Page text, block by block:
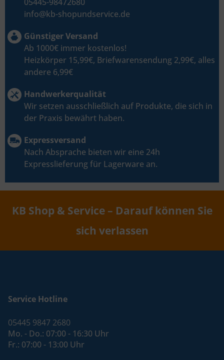
info@kb-shopundservice.de
Günstiger Versand
Ab 1000€ immer kostenlos!
Heizkörper 15,99€, Briefwarensendung 2,99€, alles
andere 6,99€
Handwerkerqualität
Wir setzen ausschließlich auf Produkte, die sich in
der Praxis bewährt haben.
Expressversand
Nach Absprache bieten wir eine 24h
Expresslieferung für Lagerware an.
KB Shop & Service – Darauf können Sie
sich verlassen
Service Hotline
05445 9847 2680
Mo. - Do.: 07:00 - 16:30 Uhr
Fr.: 07:00 - 13:00 Uhr